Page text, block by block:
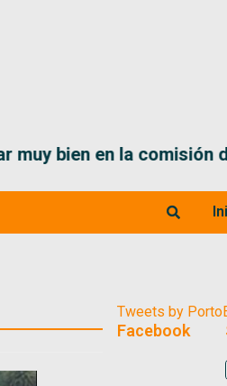
bien en la comisión de
Tweets by
Facebook